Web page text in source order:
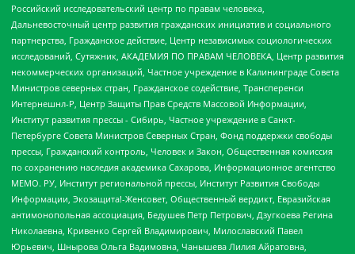
Российский исследовательский центр по правам человека,
Дальневосточный центр развития гражданских инициатив и социального
партнерства, Гражданское действие, Центр независимых социологических
исследований, Сутяжник, АКАДЕМИЯ ПО ПРАВАМ ЧЕЛОВЕКА, Центр развития
некоммерческих организаций, Частное учреждение в Калининграде Совета
Министров северных стран, Гражданское содействие, Трансперенси
Интернешнл-Р, Центр Защиты Прав Средств Массовой Информации,
Институт развития прессы - Сибирь, Частное учреждение в Санкт-
Петербурге Совета Министров Северных Стран, Фонд поддержки свободы
прессы, Гражданский контроль, Человек и Закон, Общественная комиссия
по сохранению наследия академика Сахарова, Информационное агентство
МЕМО. РУ, Институт региональной прессы, Институт Развития Свободы
Информации, Экозащита!-Женсовет, Общественный вердикт, Евразийская
антимонопольная ассоциация, Бедушев Петр Петрович, Дзугкоева Регина
Николаевна, Кривенко Сергей Владимирович, Милославский Павел
Юрьевич, Шнырова Ольга Вадимовна, Чанышева Лилия Айратовна,